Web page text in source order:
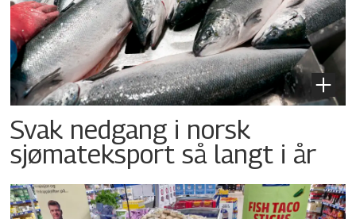
Svak nedgang i norsk
sjømateksport så langt i år